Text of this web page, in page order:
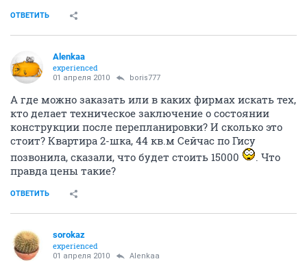
ОТВЕТИТЬ
Alenkaa
experienced
01 апреля 2010 boris777
А где можно заказать или в каких фирмах искать тех,
кто делает техническое заключение о состоянии
конструкции после перепланировки? И сколько это
стоит? Квартира 2-шка, 44 кв.м Сейчас по Гису
позвонила, сказали, что будет стоить 15000
. Что
правда цены такие?
ОТВЕТИТЬ
sorokaz
experienced
01 апреля 2010 Alenkaa